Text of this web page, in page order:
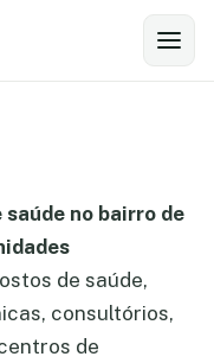
no bairro de
de saúde,
consultórios,
de